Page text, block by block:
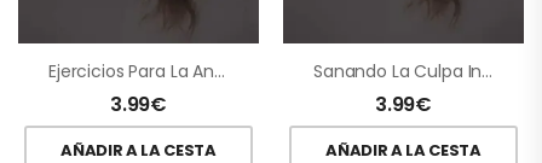
Ejercicios Para La Ansiedad Generalizada
3.99€
AÑADIR A LA CESTA
Sanando La Culpa Interna
3.99€
AÑADIR A LA CESTA